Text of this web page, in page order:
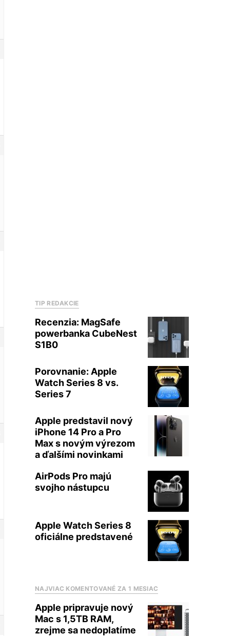
TIP REDAKCIE
Recenzia: MagSafe
powerbanka CubeNest
S1B0
Porovnanie: Apple
Watch Series 8 vs.
Series 7
Apple predstavil nový
iPhone 14 Pro a Pro
Max s novým výrezom
a ďalšími novinkami
AirPods Pro majú
svojho nástupcu
Apple Watch Series 8
oficiálne predstavené
NAJVIAC KOMENTOVANÉ ZA 1 MESIAC
Apple pripravuje nový
Mac s 1,5TB RAM,
zrejme sa nedoplatíme